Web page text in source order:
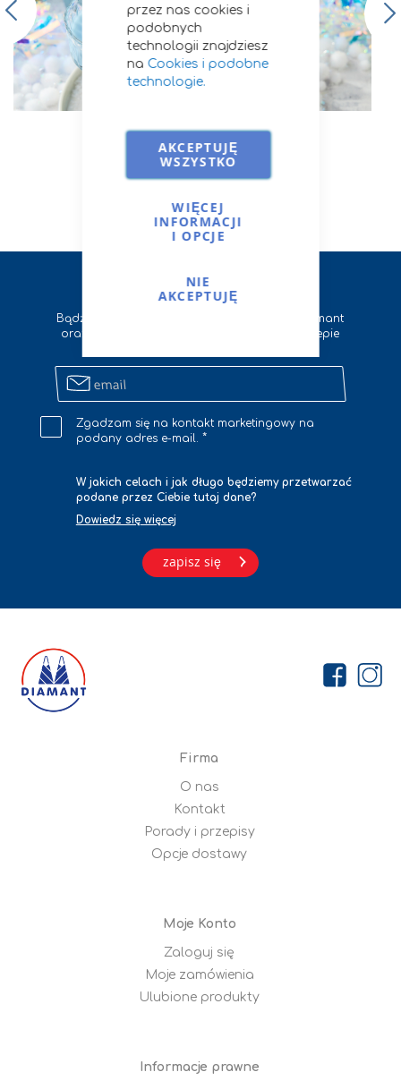
przez nas cookies i
podobnych
technologii znajdziesz
na Cookies i podobne
technologie.
AKCEPTUJĘ
WSZYSTKO
WIĘCEJ
INFORMACJI
I OPCJE
NIE
AKCEPTUJĘ
Cukier trzcinowy | Arctic Splash
zobacz wszystkie
Zapisz się na newsletter
Bądź na bieżąco z wszystkimi nowościami Diamant
oraz otrzymuj zniżki na zakupy w naszym sklepie
Zapisz
się
newsletter
Zgadzam się na kontakt marketingowy na
podany adres e-mail.
W jakich celach i jak długo będziemy przetwarzać
podane przez Ciebie tutaj dane?
Dowiedz się więcej
zapisz się
Firma
O nas
Kontakt
Porady i przepisy
Opcje dostawy
Moje Konto
Zaloguj się
Moje zamówienia
Ulubione produkty
Informacje prawne